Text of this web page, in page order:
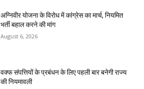
अग्निवीर योजना के विरोध में कांग्रेस का मार्च, नियमित
भर्ती बहाल करने की मांग
August 6, 2026
वक्फ संपत्तियों के प्रबंधन के लिए पहली बार बनेगी राज्य
की नियमावली